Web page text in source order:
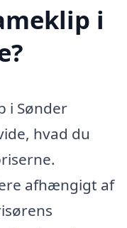
i
i Sønder
hvad du
afhængigt af